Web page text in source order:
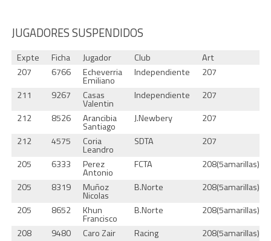
JUGADORES SUSPENDIDOS
Expte Ficha Jugador Club
Art
207
6766 Echeverria
Emiliano
Independiente
207
211
9267 Casas
Valentin
Independiente
207
212
8526 Arancibia
Santiago
J.Newbery
207
212
4575 Coria
Leandro
SDTA
207
205
6333 Perez
Antonio
FCTA
208(5amarillas)
205
8319 Muñoz
Nicolas
B.Norte
208(5amarillas)
205
8652 Khun
Francisco
B.Norte
208(5amarillas)
208
9480 Caro Zair Racing
208(5amarillas)